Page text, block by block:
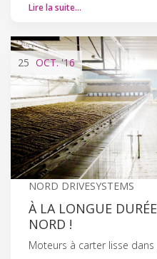
Lire la suite…
25 OCT.'16
NORD DRIVESYSTEMS
À LA LONGUE
NORD !
Moteurs à carter lisse